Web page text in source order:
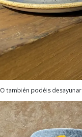
O también podéis desayunar